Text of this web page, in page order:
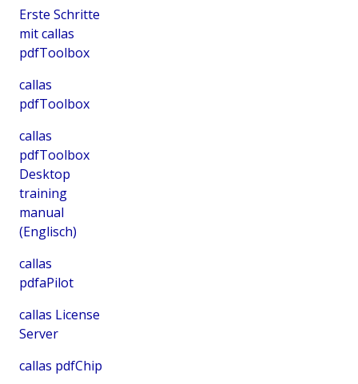
Erste Schritte
mit callas
pdfToolbox
callas
pdfToolbox
callas
pdfToolbox
Desktop
training
manual
(Englisch)
callas
pdfaPilot
callas License
Server
callas pdfChip